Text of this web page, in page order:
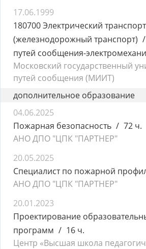
17.06.1999
180700 Электрический транспорт
(железнодорожный транспорт)
путей сообщения-
Московский государственный
путей сообщения (МИИТ)
дополнительное образование
04.06.2025
Пожарная безопасность
72 ч.
АНО ДПО "ЦПК "ПАРТНЕР"
20.05.2025
Специалист по пожарной
АНО ДПО "ЦПК "ПАРТНЕР"
20.01.2023
Проектирование
программ
16 ч.
Центр «Высшая школа